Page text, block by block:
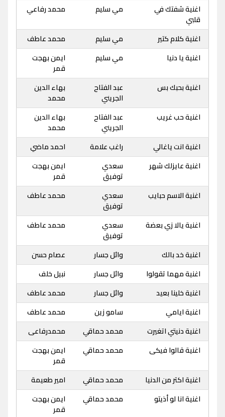
اغنية شفتك في
قلبي
مي سليم محمد رفاعي
اغنية كلام كتير مي سليم
محمد عاطف
اغنية يا دنيا
مي سليم
ايمن بهجت
قمر
اغنية بحبك بس
عبد الفتاح
الجريني
بهاء الدين
محمد
اغنية حب غريب
عبد الفتاح
الجريني
بهاء الدين
محمد
اغنية انت ياغالي
راغب علامة
احمد ماضي
اغنية عايزلك شهر
سعدي
توفيق
ايمن بهجت
قمر
اغنية الاسم حبايب
سعدي
توفيق
محمد عاطف
اغنية يالا زي بعضة
سعدي
توفيق
محمد عاطف
اغنية خد بالك وائل جسار
عصام حسن
اغنية مهما تقولوا
وائل جسار
نبيل خلف
اغنية خلينا بعيد
وائل جسار
محمد عاطف
اغنية ايامي
سامو زين
محمد عاطف
اغنية دنيتي اتغيرت
محمد حماقي
محمدرفاعى
اغنية قالوا فيكى
محمد حماقي
ايمن بهجت
قمر
اغنية اكتر من الدنيا
محمد حماقي
امير طعيمة
اغنية انا لو أذيتو
محمد حماقي
ايمن بهجت
قمر